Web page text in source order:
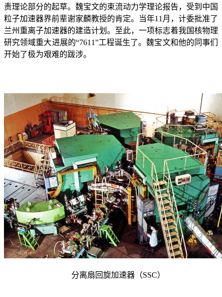
责理论部分的起草。魏宝文的束流动力学理论报告，受到中国
粒子加速器界前辈谢家麟教授的肯定。当年11 月，计委批准了
兰州重离子加速器的建造计划。至此，一项标志着我国核物理
研究领域重大进展的“7611”工程诞生了。魏宝文和他的同事们
开始了极为艰难的跋涉。
分离扇回旋加速器（SSC）